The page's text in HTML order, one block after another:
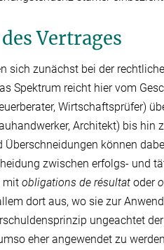
Vertrages
sich zunächst bei der
Spektrum reicht hier vom
Wirtschaftsprüfer)
Architekt) bis
können
zwischen erfolgs- und
mit obligations de résultat oder
dort aus, wo sie zur
ungeachtet
eher angewendet zu